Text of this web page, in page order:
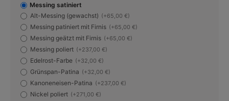
Messing satiniert
Alt-Messing (gewachst) (+65,00 €)
Messing patiniert mit Firnis (+65,00 €)
Messing geätzt mit Firnis (+65,00 €)
Messing poliert (+237,00 €)
Edelrost-Farbe (+32,00 €)
Grünspan-Patina (+32,00 €)
Kanoneneisen-Patina (+237,00 €)
Nickel poliert (+271,00 €)